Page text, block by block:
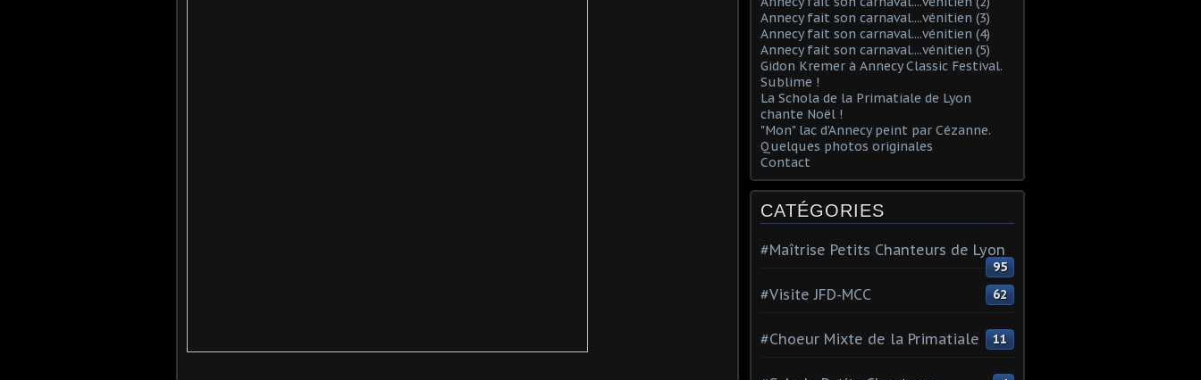
Annecy fait son carnaval....vénitien (3)
Annecy fait son carnaval....vénitien (4)
Annecy fait son carnaval....vénitien (5)
Gidon Kremer à Annecy Classic Festival.
Sublime !
La Schola de la Primatiale de Lyon
chante Noël !
"Mon" lac d'Annecy peint par Cézanne.
Quelques photos originales
Contact
CATÉGORIES
#Maîtrise Petits Chanteurs de Lyon
95
#Visite JFD-MCC 62
#Choeur Mixte de la Primatiale 11